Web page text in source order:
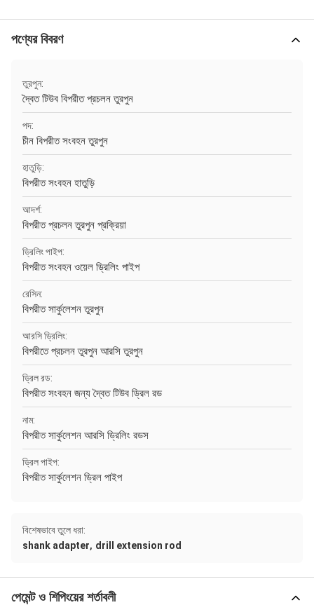
পণ্যের বিবরণ
তুরপুন:
দ্বৈত টিউব বিপরীত প্রচলন তুরপুন
পদ:
চীন বিপরীত সংবহন তুরপুন
হাতুড়ি:
বিপরীত সংবহন হাতুড়ি
আদর্শ:
বিপরীত প্রচলন তুরপুন প্রক্রিয়া
ড্রিলিং পাইপ:
বিপরীত সংবহন ওয়েল ড্রিলিং পাইপ
রেসিন:
বিপরীত সার্কুলেশন তুরপুন
আরসি ড্রিলিং:
বিপরীতে প্রচলন তুরপুন আরসি তুরপুন
ড্রিল রড:
বিপরীত সংবহন জন্য দ্বৈত টিউব ড্রিল রড
নাম:
বিপরীত সার্কুলেশন আরসি ড্রিলিং রডস
ড্রিল পাইপ:
বিপরীত সার্কুলেশন ড্রিল পাইপ
বিশেষভাবে তুলে ধরা:
shank adapter, drill extension rod
পেমেন্ট ও শিপিংয়ের শর্তাবলী